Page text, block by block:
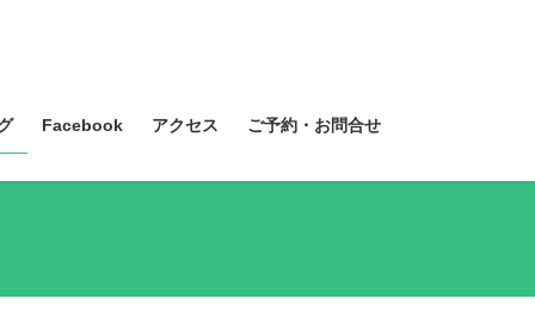
Facebook アクセス ご予約・お問合せ